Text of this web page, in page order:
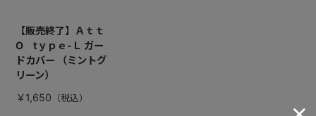
【販売終了】Ａｔｔ
O tｙｐｅ-Ｌ ガー
ドカバー （ミントグ
リーン）
￥1,650